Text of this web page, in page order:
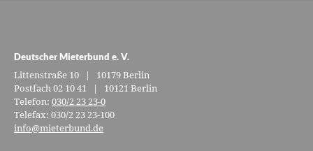
Deutscher Mieterbund e. V.
Littenstraße 10 | 10179 Berlin
Postfach 02 10 41 | 10121 Berlin
Telefon:030/2 23 23-0
Telefax: 030/2 23 23-100
info@mieterbund.de